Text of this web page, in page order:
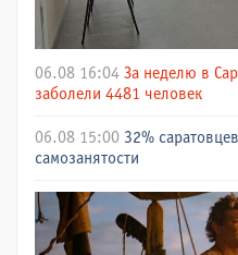
06.08 16:04 За неделю в
заболели 4481 человек
06.08 15:00 32%
самозанятости